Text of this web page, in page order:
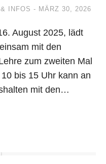
INFOS MÄRZ 30, 2026
August 2025, lädt
mit den
zum zweiten Mal
bis 15 Uhr kann an
mit den…